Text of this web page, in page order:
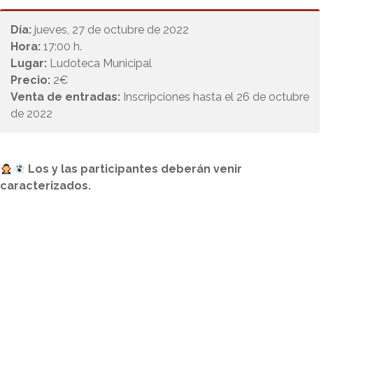
Día: jueves, 27 de octubre de 2022
Hora: 17:00 h.
Lugar: Ludoteca Municipal
Precio: 2€
Venta de entradas: Inscripciones hasta el 26 de octubre
de 2022
Los y las participantes deberán venir
caracterizados.